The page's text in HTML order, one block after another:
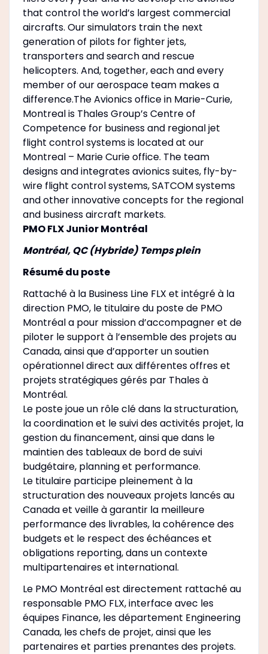
that control the world’s largest commercial
aircrafts. Our simulators train the next
generation of pilots for fighter jets,
transporters and search and rescue
helicopters. And, together, each and every
member of our aerospace team makes a
difference.The Avionics office in Marie-Curie,
Montreal is Thales Group’s Centre of
Competence for business and regional jet
flight control systems is located at our
Montreal – Marie Curie office. The team
designs and integrates avionics suites, fly-by-
wire flight control systems, SATCOM systems
and other innovative concepts for the regional
and business aircraft markets.
PMO FLX Junior Montréal
Montréal, QC (Hybride) Temps plein
Résumé du poste
Rattaché à la Business Line FLX et intégré à la
direction PMO, le titulaire du poste de PMO
Montréal a pour mission d’accompagner et de
piloter le support à l’ensemble des projets au
Canada, ainsi que d’apporter un soutien
opérationnel direct aux différentes offres et
projets stratégiques gérés par Thales à
Montréal.
Le poste joue un rôle clé dans la structuration,
la coordination et le suivi des activités projet, la
gestion du financement, ainsi que dans le
maintien des tableaux de bord de suivi
budgétaire, planning et performance.
Le titulaire participe pleinement à la
structuration des nouveaux projets lancés au
Canada et veille à garantir la meilleure
performance des livrables, la cohérence des
budgets et le respect des échéances et
obligations reporting, dans un contexte
multipartenaires et international.
Le PMO Montréal est directement rattaché au
responsable PMO FLX, interface avec les
équipes Finance, les département Engineering
Canada, les chefs de projet, ainsi que les
partenaires et parties prenantes des projets.